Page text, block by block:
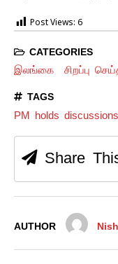
Post Views: 6
CATEGORIES
இலங்கை சிறப்பு
TAGS
PM holds
Share
AUTHOR